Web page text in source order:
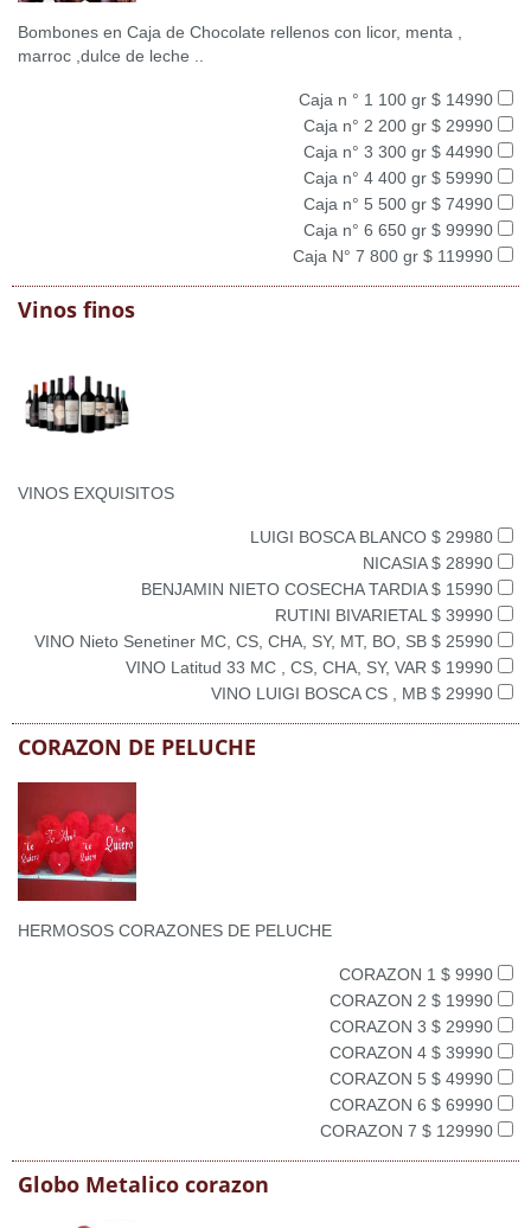
Bombones en Caja de Chocolate rellenos con licor, menta ,
marroc ,dulce de leche ..
Caja n ° 1 100 gr $ 14990
Caja n° 2 200 gr $ 29990
Caja n° 3 300 gr $ 44990
Caja n° 4 400 gr $ 59990
Caja n° 5 500 gr $ 74990
Caja n° 6 650 gr $ 99990
Caja N° 7 800 gr $ 119990
Vinos finos
VINOS EXQUISITOS
LUIGI BOSCA BLANCO $ 29980
NICASIA $ 28990
BENJAMIN NIETO COSECHA TARDIA $ 15990
RUTINI BIVARIETAL $ 39990
VINO Nieto Senetiner MC, CS, CHA, SY, MT, BO, SB $ 25990
VINO Latitud 33 MC , CS, CHA, SY, VAR $ 19990
VINO LUIGI BOSCA CS , MB $ 29990
CORAZON DE PELUCHE
HERMOSOS CORAZONES DE PELUCHE
CORAZON 1 $ 9990
CORAZON 2 $ 19990
CORAZON 3 $ 29990
CORAZON 4 $ 39990
CORAZON 5 $ 49990
CORAZON 6 $ 69990
CORAZON 7 $ 129990
Globo Metalico corazon